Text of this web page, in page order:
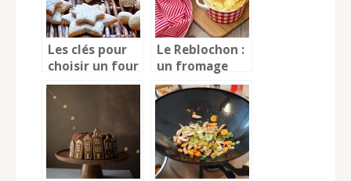
Les clés pour
choisir un four
pour les
professionnels
du CHR
Le Reblochon :
un fromage
aux recettes
innombrables